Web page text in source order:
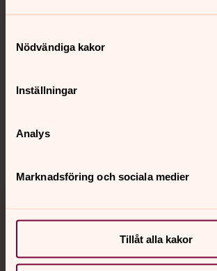
Nödvändiga kakor
Inställningar
Analys
Marknadsföring och sociala medier
Tillåt alla kakor
Hitta snabbt
Jourhavande präst
med en präst på kvällar och nätter.